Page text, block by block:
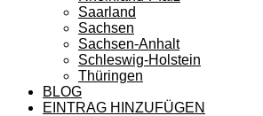
Saarland
Sachsen
Sachsen-Anhalt
Schleswig-Holstein
Thüringen
BLOG
EINTRAG HINZUFÜGEN